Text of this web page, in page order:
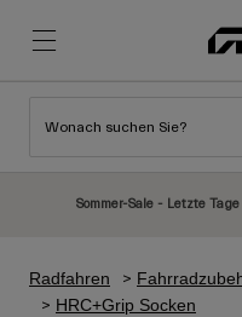
Neuzugänge
Helme
Neuzugänge
Helme
Wonach suchen Sie?
Sommer-Sale - Letzte
Radfahren
HRC+Grip Socken